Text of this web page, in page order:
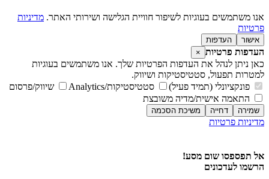
אנו משתמשים בעוגיות לשיפור חוויית הגלישה ושירותי האתר. מדיניות
פרטיות
אישור העדפות
העדפות פרטיות ×
כאן ניתן לנהל את העדפות הפרטיות שלך. אנו משתמשים בעוגיות
למטרות תפעול, סטטיסטיקות ושיווק.
פונקציונלי (תמיד פעיל)
סטטיסטיקות/Analytics
שיווק/פרסום
התאמה אישית/מדיה משובצת
שמירה דחייה משיכת הסכמה
מדיניות פרטיות
אל תפספסו שום מסע!
הרשמו לעדכונים